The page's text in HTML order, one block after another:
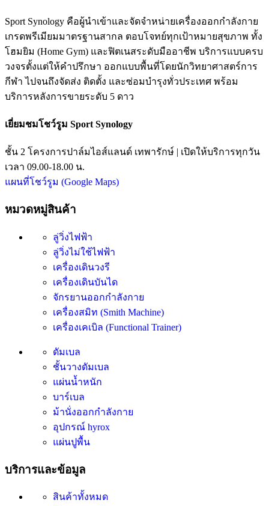
Sport Synology คือผู้นำเข้าและจัดจำหน่ายเครื่องออกกำลังกาย
เกรดพรีเมียมมาตรฐานสากล ตอบโจทย์ทุกเป้าหมายสุขภาพ ทั้ง
โฮมยิม (Home Gym) และฟิตเนสระดับมืออาชีพ บริการแบบครบ
วงจรตั้งแต่ให้คำปรึกษา ออกแบบพื้นที่โดยนักวิทยาศาสตร์การ
กีฬา ไปจนถึงจัดส่ง ติดตั้ง และซ่อมบำรุงทั่วประเทศ พร้อม
บริการหลังการขายระดับ 5 ดาว
เยี่ยมชมโชว์รูม Sport Synology
ชั้น 2 โครงการปาล์มไอส์แลนด์ เทพารักษ์ | เปิดให้บริการทุกวัน
เวลา 09.00-18.00 น.
แผนที่โชว์รูม (Google Maps)
หมวดหมู่สินค้า
ลู่วิ่งไฟฟ้า
ลู่วิ่งไม่ใช้ไฟฟ้า
เครื่องเดินวงรี
เครื่องเดินบันได
จักรยานออกกำลังกาย
เครื่องสมิท (Smith Machine)
เครื่องเคเบิล (Functional Trainer)
ดัมเบล
ชั้นวางดัมเบล
แผ่นน้ำหนัก
บาร์เบล
ม้านั่งออกกำลังกาย
อุปกรณ์ hyrox
แผ่นปูพื้น
บริการและข้อมูล
สินค้าทั้งหมด